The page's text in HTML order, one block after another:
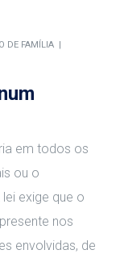
DE FAMÍLIA
em todos os
ou o
exige que o
nos
envolvidas, de